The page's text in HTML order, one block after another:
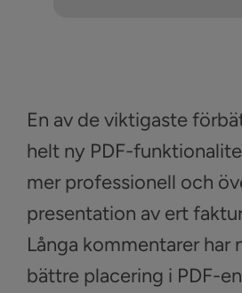
En av de viktigaste
helt ny PDF-
mer professionell och
presentation av ert
Långa kommentarer har
bättre placering i PDF-